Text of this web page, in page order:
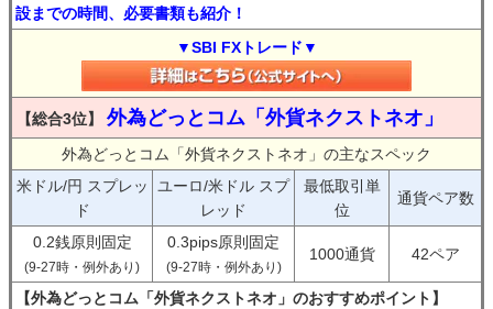
設までの時間、必要書類も紹介！
▼SBI FXトレード▼
【総合3位】 外為どっとコム「外貨ネクストネオ」
外為どっとコム「外貨ネクストネオ」の主なスペック
米ドル/円 スプレッ
ド
ユーロ/米ドル スプ
レッド
最低取引単
位
通貨ペア数
0.2銭原則固定
(9-27時・例外あり)
0.3pips原則固定
(9-27時・例外あり)
1000通貨 42ペア
【外為どっとコム「外貨ネクストネオ」のおすすめポイント】